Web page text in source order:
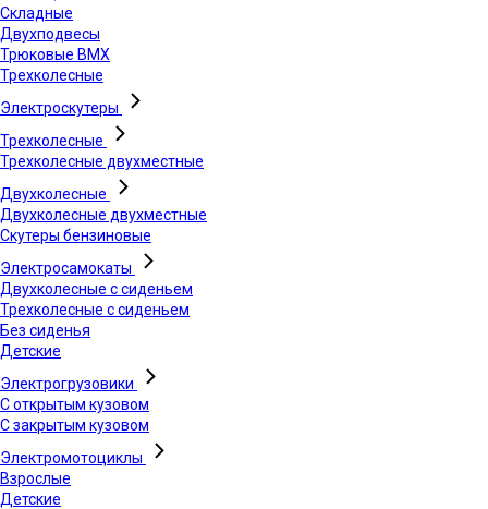
Складные
Двухподвесы
Трюковые BMX
Трехколесные
Электроскутеры
Трехколесные
Трехколесные двухместные
Двухколесные
Двухколесные двухместные
Скутеры бензиновые
Электросамокаты
Двухколесные с сиденьем
Трехколесные с сиденьем
Без сиденья
Детские
Электрогрузовики
С открытым кузовом
С закрытым кузовом
Электромотоциклы
Взрослые
Детские